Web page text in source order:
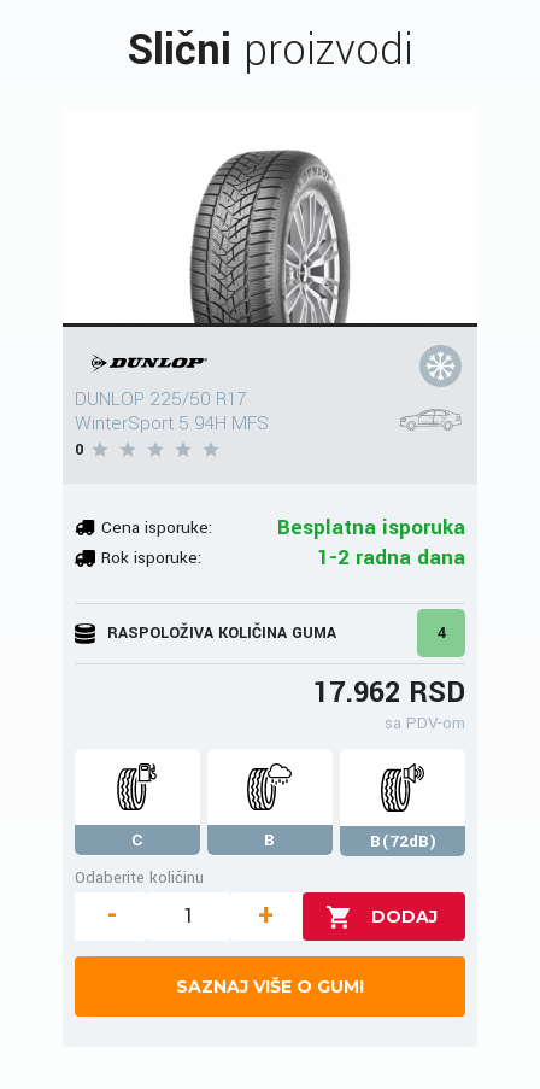
Slični proizvodi
DUNLOP 225/50 R17
WinterSport 5 94H MFS
0
Cena isporuke: Besplatna isporuka
Rok isporuke: 1-2 radna dana
RASPOLOŽIVA KOLIČINA GUMA 4
17.962 RSD
sa PDV-om
C B
B(72dB)
Odaberite količinu
- +
SAZNAJ VIŠE O GUMI